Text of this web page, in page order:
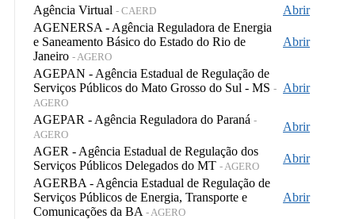
Agência Virtual - CAERD
Abrir
AGENERSA - Agência Reguladora de Energia
e Saneamento Básico do Estado do Rio de
Janeiro - AGERO
Abrir
AGEPAN - Agência Estadual de Regulação de
Serviços Públicos do Mato Grosso do Sul - MS -
AGERO
Abrir
AGEPAR - Agência Reguladora do Paraná -
AGERO
Abrir
AGER - Agência Estadual de Regulação dos
Serviços Públicos Delegados do MT - AGERO
Abrir
AGERBA - Agência Estadual de Regulação de
Serviços Públicos de Energia, Transporte e
Comunicações da BA - AGERO
Abrir